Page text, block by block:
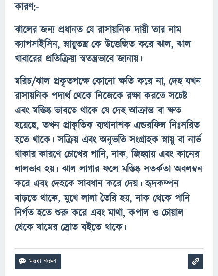
কারণ:-
ঝালের জন্য প্রধানত যে রাসায়নিক দায়ী তার নাম
ক্যাপসাইসিন, স্নায়ুতন্ত্র কে উত্তেজিত করে ঝাল, ঝাল
খাবারের প্রতিক্রিয়া স্বতন্ত্রভাবে জানায়।
মরিচ/ঝাল প্রকৃতপক্ষে কোনো ক্ষতি করে না, দেহ যখন
রাসায়নিক পদার্থ থেকে নিজেকে রক্ষা করতে সচেষ্ট
এবং মস্তিষ্ক ভাবতে থাকে যে দেহ আক্রান্ত বা ক্ষত
হয়েছে, তখন প্রাকৃতিক ব্যথানাশক এন্ডরফিন্স নিঃসরিত
হতে থাকে। সক্রিয় এবং অনুভতি সংগ্রাহক স্নায়ু বা নার্ভ
থাকার কারণে চোখের পানি, নাক, জিহ্বায় এবং কানের
লালভাব হয়। ঝাল লাগার ফলে মস্তিষ্ক সতর্কতা অবলম্বন
করে এবং দেহকে সাবধান করে দেয়। হৃদকম্পন
বাড়তে থাকে, মুখে লালা তৈরি হয়, নাক থেকে পানি
নির্গত হতে শুরু করে এবং মাথা, কপাল ও চোয়াল
থেকে ঘামের স্রোত বইতে থাকে।